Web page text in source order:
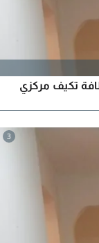
تكيف مركزي
3